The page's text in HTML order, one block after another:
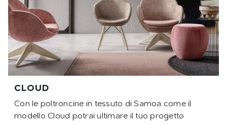
CLOUD
Con le poltroncine in tessuto di Samoa come il
modello Cloud potrai ultimare il tuo progetto